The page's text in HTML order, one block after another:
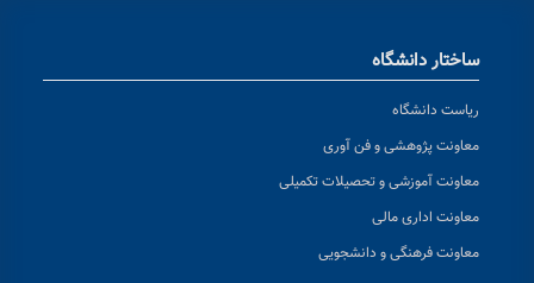
ساختار دانشگاه
ریاست دانشگاه
معاونت پژوهشی و فن آوری
معاونت آموزشی و تحصیلات تکمیلی
معاونت اداری مالی
معاونت فرهنگی و دانشجویی